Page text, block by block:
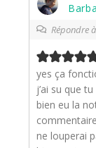
Répondre à
yes ça
j’ai su que
bien eu la
ne louperai